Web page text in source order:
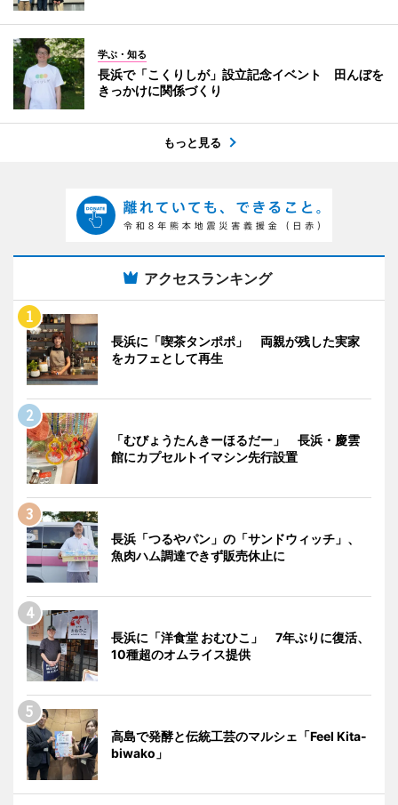
学ぶ・知る
長浜で「こくりしが」設立記念イベント 田んぼを
きっかけに関係づくり
もっと見る
アクセスランキング
長浜に「喫茶タンポポ」 両親が残した実家
をカフェとして再生
「むびょうたんきーほるだー」 長浜・慶雲
館にカプセルトイマシン先行設置
長浜「つるやパン」の「サンドウィッチ」、
魚肉ハム調達できず販売休止に
長浜に「洋食堂 おむひこ」 7年ぶりに復活、
10種超のオムライス提供
高島で発酵と伝統工芸のマルシェ「Feel Kita-
biwako」